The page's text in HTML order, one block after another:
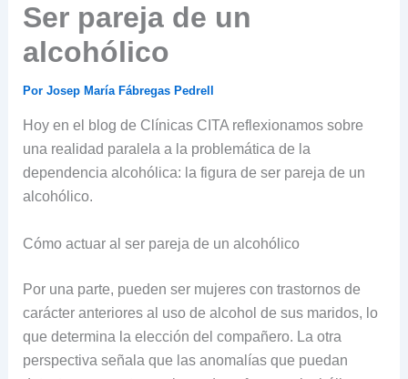
Ser pareja de un
alcohólico
Por Josep María Fábregas Pedrell
Hoy en el blog de Clínicas CITA reflexionamos sobre
una realidad paralela a la problemática de la
dependencia alcohólica: la figura de ser pareja de un
alcohólico.
Cómo actuar al ser pareja de un alcohólico
Por una parte, pueden ser mujeres con trastornos de
carácter anteriores al uso de alcohol de sus maridos, lo
que determina la elección del compañero. La otra
perspectiva señala que las anomalías que puedan